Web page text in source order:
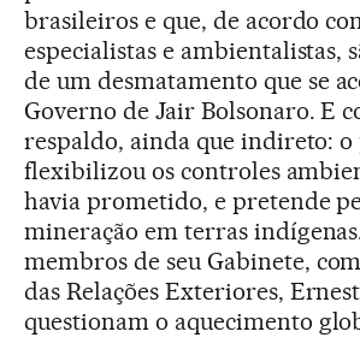
brasileiros e que, de acordo
especialistas e ambientalistas,
de um desmatamento que se
Governo de Jair Bolsonaro. E
respaldo, ainda que indireto:
flexibilizou os controles
havia prometido, e pretende
mineração em terras
membros de seu Gabinete,
das Relações Exteriores,
questionam o aquecimento